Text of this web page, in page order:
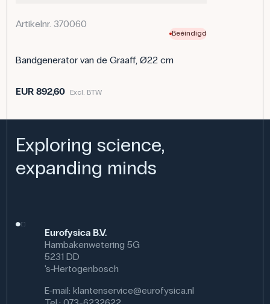
Artikelnr. 370060
Beëindigd
Bandgenerator van de Graaff, Ø22 cm
EUR 892,60 Excl. BTW
Exploring science,
expanding minds
Eurofysica B.V.
Hambakenwetering 5G
5231 DD
's-Hertogenbosch
E-mail:klantenservice@eurofysica.nl